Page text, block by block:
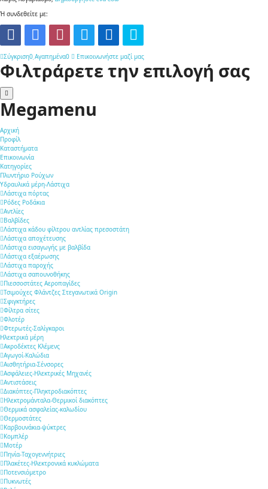
Ή συνδεθείτε με:
Σύγκριση0 Αγαπημένα0 Επικοινωνήστε μαζί μας
Φιλτράρετε την επιλογή σας
Megamenu
Αρχική
Προφίλ
Καταστήματα
Επικοινωνία
Κατηγορίες
Πλυντήριο Ρούχων
Υδραυλικά μέρη-Λάστιχα
Λάστιχα πόρτας
Ρόδες Ροδάκια
Αντλίες
Βαλβίδες
Λάστιχα κάδου φίλτρου αντλίας πρεσοστάτη
Λάστιχα αποχέτευσης
Λάστιχα εισαγωγής με βαλβίδα
Λάστιχα εξαέρωσης
Λάστιχα παροχής
Λάστιχα σαπουνοθήκης
Πιεσσοστάτες Αεροπαγίδες
Τσιμούχες Φλάντζες Στεγανωτικά Origin
Σφιγκτήρες
Φίλτρα σίτες
Φλοτέρ
Φτερωτές-Σαλίγκαροι
Ηλεκτρικά μέρη
Ακροδέκτες Κλέμενς
Αγωγοί-Καλώδια
Αισθητήρια-Σένσορες
Ασφάλειες-Ηλεκτρικές Μηχανές
Αντιστάσεις
Διακόπτες-Πληκτροδιακόπτες
Ηλεκτρομάνταλα-Θερμικοί διακόπτες
Θερμικά ασφαλείας-καλωδίου
Θερμοστάτες
Καρβουνάκια-ψύκτρες
Κομπλέρ
Μοτέρ
Πηνία-Ταχογεννήτριες
Πλακέτες-Ηλεκτρονικά κυκλώματα
Ποτενσιόμετρο
Πυκνωτές